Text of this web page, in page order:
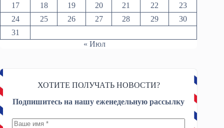
17
18 19 20 21 22
23
24
25 26 27 28 29
30
31
« Июл
ХОТИТЕ ПОЛУЧАТЬ НОВОСТИ?
Подпишитесь на нашу еженедельную рассылку